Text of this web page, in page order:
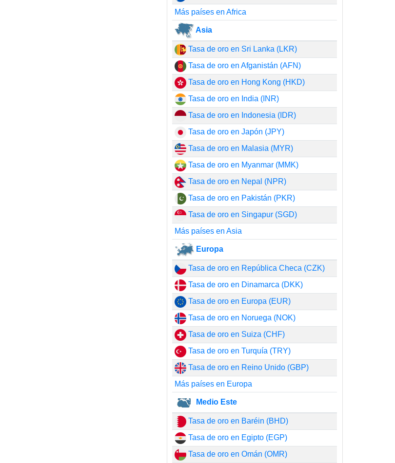
Más países en Africa
Asia
Tasa de oro en Sri Lanka (LKR)
Tasa de oro en Afganistán (AFN)
Tasa de oro en Hong Kong (HKD)
Tasa de oro en India (INR)
Tasa de oro en Indonesia (IDR)
Tasa de oro en Japón (JPY)
Tasa de oro en Malasia (MYR)
Tasa de oro en Myanmar (MMK)
Tasa de oro en Nepal (NPR)
Tasa de oro en Pakistán (PKR)
Tasa de oro en Singapur (SGD)
Más países en Asia
Europa
Tasa de oro en República Checa (CZK)
Tasa de oro en Dinamarca (DKK)
Tasa de oro en Europa (EUR)
Tasa de oro en Noruega (NOK)
Tasa de oro en Suiza (CHF)
Tasa de oro en Turquía (TRY)
Tasa de oro en Reino Unido (GBP)
Más países en Europa
Medio Este
Tasa de oro en Baréin (BHD)
Tasa de oro en Egipto (EGP)
Tasa de oro en Omán (OMR)